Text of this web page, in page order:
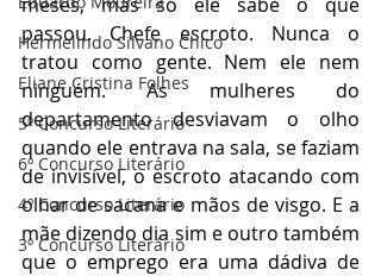
Hermelindo Silvano Chico
Eliane Cristina Folhes
5º Concurso Literário
6º Concurso Literário
4º Concurso Literário
3º Concurso Literário
passou. Chefe escroto. Nunca o
tratou como gente. Nem ele nem
ninguém. As mulheres do
departamento desviavam o olho
quando ele entrava na sala, se faziam
de invisível, o escroto atacando com
olhar de sacana e mãos de visgo. E a
mãe dizendo dia sim e outro também
que o emprego era uma dádiva de